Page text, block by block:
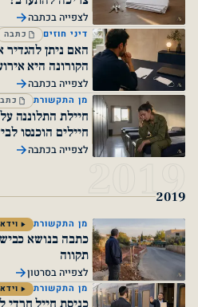
לצפייה בכתבה
דיני חוזים כתבה
האם ניתן להגדיר את הקורונה
הקורונה היא אירוע כוח עליון?
לצפייה בכתבה
מן התקשורת כתבה
חיילים הוכנסו לבידוד
לצפייה בכתבה
מן התקשורת וידאו
כתבה בנושא כביש המריבה בין
תקווה
לצפייה בסרטון
מן התקשורת וידאו
כניסת חייל חרדי לרכבת